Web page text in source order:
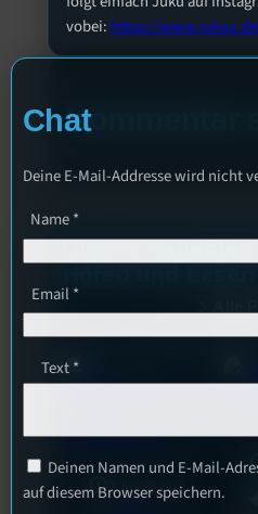
vobei:https://
Kommentar
3. August 2026
Chat
Deine E-Mail-Addresse wird nicht
Name*
Email *
Text*
Deinen Namen und E-Mail-
auf diesem Browser speichern.